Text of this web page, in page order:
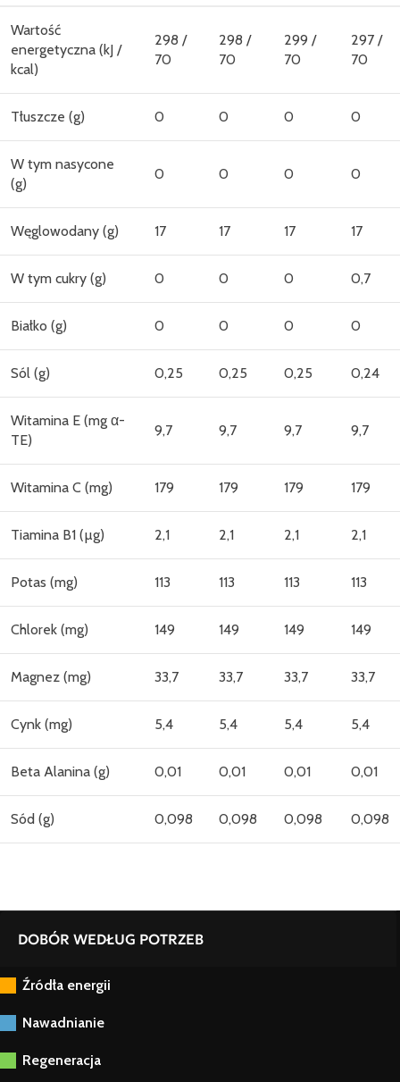
Wartość
energetyczna (kJ /
kcal)
298 /
70
298 /
70
299 /
70
297 /
70
Tłuszcze (g) 0 0 0 0
W tym nasycone
(g)
0 0 0 0
Węglowodany (g) 17 17 17 17
W tym cukry (g) 0 0 0 0,7
Białko (g) 0 0 0 0
Sól (g) 0,25 0,25 0,25 0,24
Witamina E (mg α-
TE)
9,7 9,7 9,7 9,7
Witamina C (mg) 179 179 179 179
Tiamina B1 (µg) 2,1 2,1 2,1 2,1
Potas (mg) 113 113 113 113
Chlorek (mg) 149 149 149 149
Magnez (mg) 33,7 33,7 33,7 33,7
Cynk (mg) 5,4 5,4 5,4 5,4
Beta Alanina (g) 0,01 0,01 0,01 0,01
Sód (g) 0,098 0,098 0,098 0,098
DOBÓR WEDŁUG POTRZEB
Źródła energii
Nawadnianie
Regeneracja